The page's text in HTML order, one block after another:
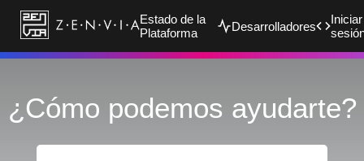
Estado de la
Plataforma
Desarrolladores
Iniciar
¿Cómo podemos ayudarte?